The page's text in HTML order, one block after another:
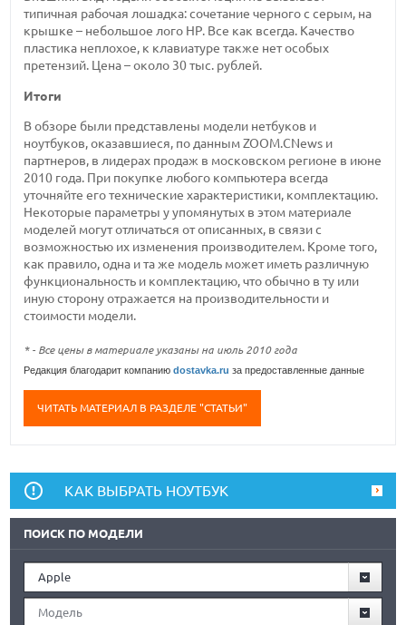
типичная рабочая лошадка: сочетание черного с серым, на
крышке – небольшое лого HP. Все как всегда. Качество
пластика неплохое, к клавиатуре также нет особых
претензий. Цена – около 30 тыс. рублей.
Итоги
В обзоре были представлены модели нетбуков и
ноутбуков, оказавшиеся, по данным ZOOM.CNews и
партнеров, в лидерах продаж в московском регионе в июне
2010 года. При покупке любого компьютера всегда
уточняйте его технические характеристики, комплектацию.
Некоторые параметры у упомянутых в этом материале
моделей могут отличаться от описанных, в связи с
возможностью их изменения производителем. Кроме того,
как правило, одна и та же модель может иметь различную
функциональность и комплектацию, что обычно в ту или
иную сторону отражается на производительности и
стоимости модели.
* - Все цены в материале указаны на июль 2010 года
Редакция благодарит компаниюdostavka.ru за предоставленные данные
ЧИТАТЬ МАТЕРИАЛ В РАЗДЕЛЕ "СТАТЬИ"
КАК ВЫБРАТЬ НОУТБУК
ПОИСК ПО МОДЕЛИ
Apple
Модель